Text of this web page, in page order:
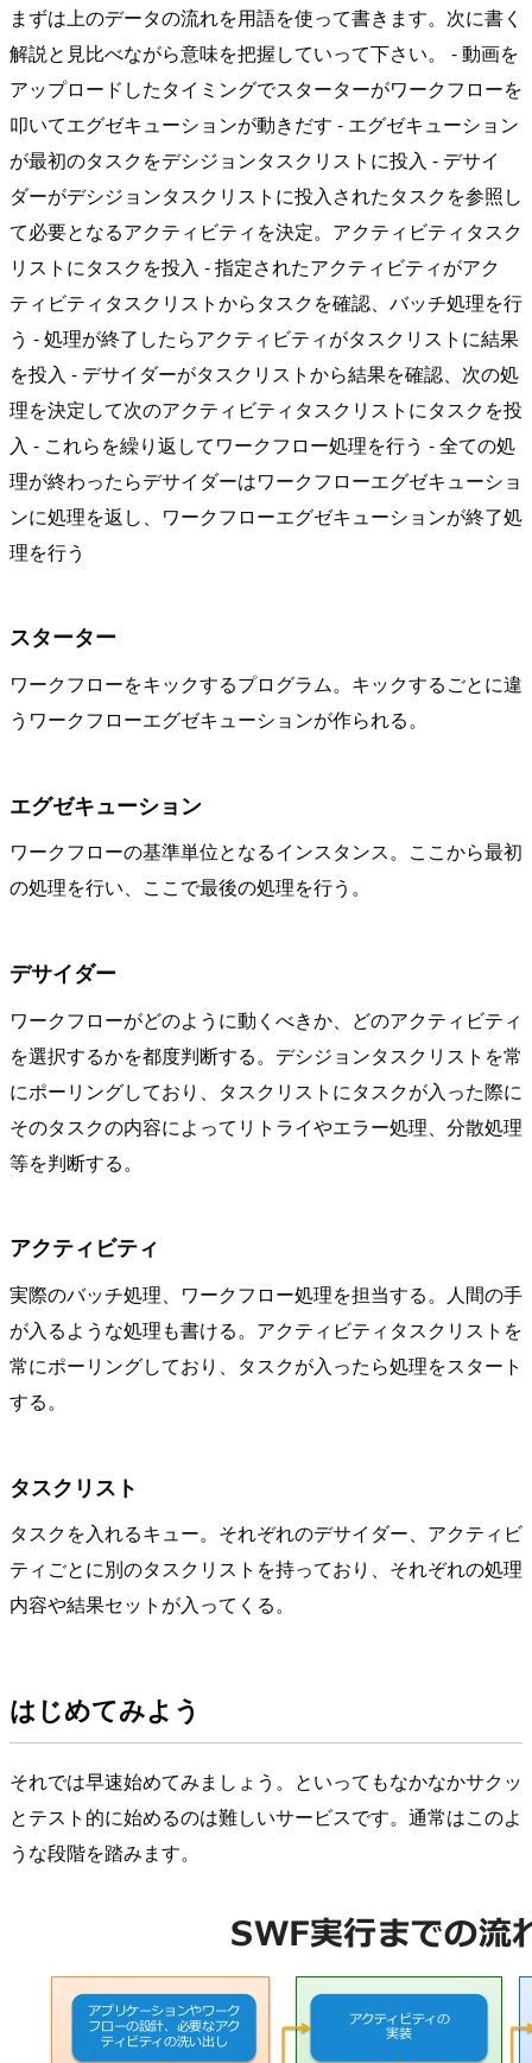
まずは上のデータの流れを用語を使って書きます。次に書く
解説と見比べながら意味を把握していって下さい。 - 動画を
アップロードしたタイミングでスターターがワークフローを
叩いてエグゼキューションが動きだす - エグゼキューション
が最初のタスクをデシジョンタスクリストに投入 - デサイ
ダーがデシジョンタスクリストに投入されたタスクを参照し
て必要となるアクティビティを決定。アクティビティタスク
リストにタスクを投入 - 指定されたアクティビティがアク
ティビティタスクリストからタスクを確認、バッチ処理を行
う - 処理が終了したらアクティビティがタスクリストに結果
を投入 - デサイダーがタスクリストから結果を確認、次の処
理を決定して次のアクティビティタスクリストにタスクを投
入 - これらを繰り返してワークフロー処理を行う - 全ての処
理が終わったらデサイダーはワークフローエグゼキューショ
ンに処理を返し、ワークフローエグゼキューションが終了処
理を行う
スターター
ワークフローをキックするプログラム。キックするごとに違
うワークフローエグゼキューションが作られる。
エグゼキューション
ワークフローの基準単位となるインスタンス。ここから最初
の処理を行い、ここで最後の処理を行う。
デサイダー
ワークフローがどのように動くべきか、どのアクティビティ
を選択するかを都度判断する。デシジョンタスクリストを常
にポーリングしており、タスクリストにタスクが入った際に
そのタスクの内容によってリトライやエラー処理、分散処理
等を判断する。
アクティビティ
実際のバッチ処理、ワークフロー処理を担当する。人間の手
が入るような処理も書ける。アクティビティタスクリストを
常にポーリングしており、タスクが入ったら処理をスタート
する。
タスクリスト
タスクを入れるキュー。それぞれのデサイダー、アクティビ
ティごとに別のタスクリストを持っており、それぞれの処理
内容や結果セットが入ってくる。
はじめてみよう
それでは早速始めてみましょう。といってもなかなかサクッ
とテスト的に始めるのは難しいサービスです。通常はこのよ
うな段階を踏みます。